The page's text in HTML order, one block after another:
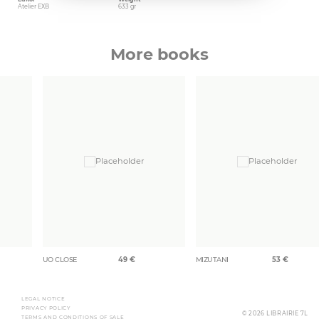
Atelier EXB
633 gr
More books
UO CLOSE 49 € MIZUTANI 53 €
LEGAL NOTICE
PRIVACY POLICY
TERMS AND CONDITIONS OF SALE
© 2026 LIBRAIRIE 7L